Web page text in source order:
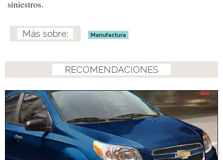
siniestros.
Manufactura
RECOMENDACIONES